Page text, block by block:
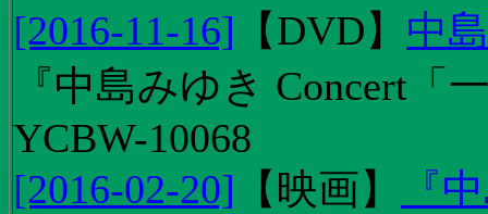
[2016-11-16] 【DVD】 中
『中島みゆき Concert
YCBW-10068
[2016-02-20] 【 映画】
『